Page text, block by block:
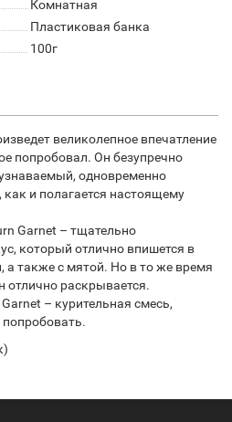
Комнатная
Пластиковая банка
100г
великолепное впечатление
попробовал. Он безупречно
одновременно
и полагается настоящему
Garnet – тщательно
который отлично впишется в
а также с мятой. Но в то же время
отлично раскрывается.
– курительная смесь,